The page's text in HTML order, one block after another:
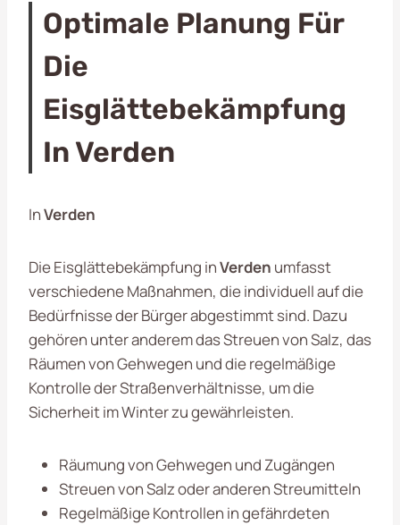
Optimale Planung Für
Die
Eisglättebekämpfung
In Verden
InVerden
Die Eisglättebekämpfung inVerden umfasst
verschiedene Maßnahmen, die individuell auf die
Bedürfnisse der Bürger abgestimmt sind. Dazu
gehören unter anderem das Streuen von Salz, das
Räumen von Gehwegen und die regelmäßige
Kontrolle der Straßenverhältnisse, um die
Sicherheit im Winter zu gewährleisten.
Räumung von Gehwegen und Zugängen
Streuen von Salz oder anderen Streumitteln
Regelmäßige Kontrollen in gefährdeten